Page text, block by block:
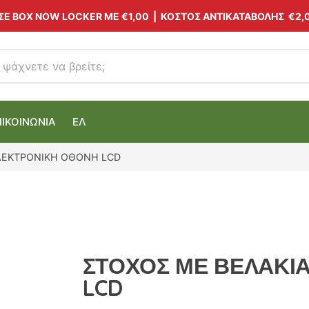
NOW LOCKER ΜΕ €1,00 | ΚΟΣΤΟΣ ΑΝΤΙΚΑΤΑΒΟΛΗΣ
ΕΛ
ΟΘΟΝΗ LCD
ΣΤΟΧΟΣ ΜΕ
LCD